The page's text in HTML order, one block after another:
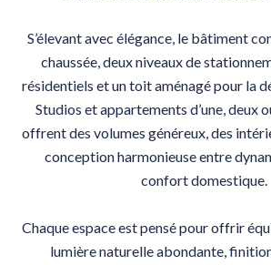
S’élevant avec élégance, le bâtiment
chaussée, deux niveaux de
résidentiels et un toit aménagé pour la
Studios et appartements d’une, deux
offrent des volumes généreux, des
conception harmonieuse entre
confort domestique.
Chaque espace est pensé pour offrir
lumière naturelle abondante,